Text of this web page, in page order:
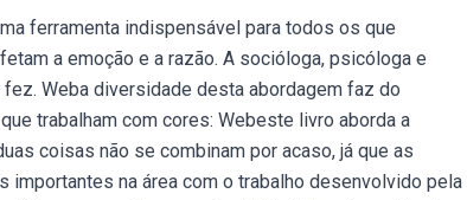
ferramenta indispensável para todos os que
a emoção e a razão. A socióloga, psicóloga e
Weba diversidade desta abordagem faz do
trabalham com cores: Webeste livro aborda a
coisas não se combinam por acaso, já que as
na área com o trabalho desenvolvido pela